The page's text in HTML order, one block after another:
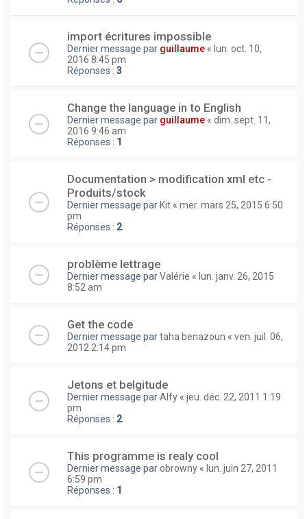
import écritures impossible
Dernier message par guillaume « lun. oct. 10,
2016 8:45 pm
Réponses : 3
Change the language in to English
Dernier message par guillaume « dim. sept. 11,
2016 9:46 am
Réponses : 1
Documentation > modification xml etc -
Produits/stock
Dernier message parKit « mer. mars 25, 2015 6:50
pm
Réponses : 2
problème lettrage
Dernier message parValérie « lun. janv. 26, 2015
8:52 am
Get the code
Dernier message partaha benazoun « ven. juil. 06,
2012 2:14 pm
Jetons et belgitude
Dernier message parAlfy « jeu. déc. 22, 2011 1:19
pm
Réponses : 2
This programme is realy cool
Dernier message parobrowny « lun. juin 27, 2011
6:59 pm
Réponses : 1